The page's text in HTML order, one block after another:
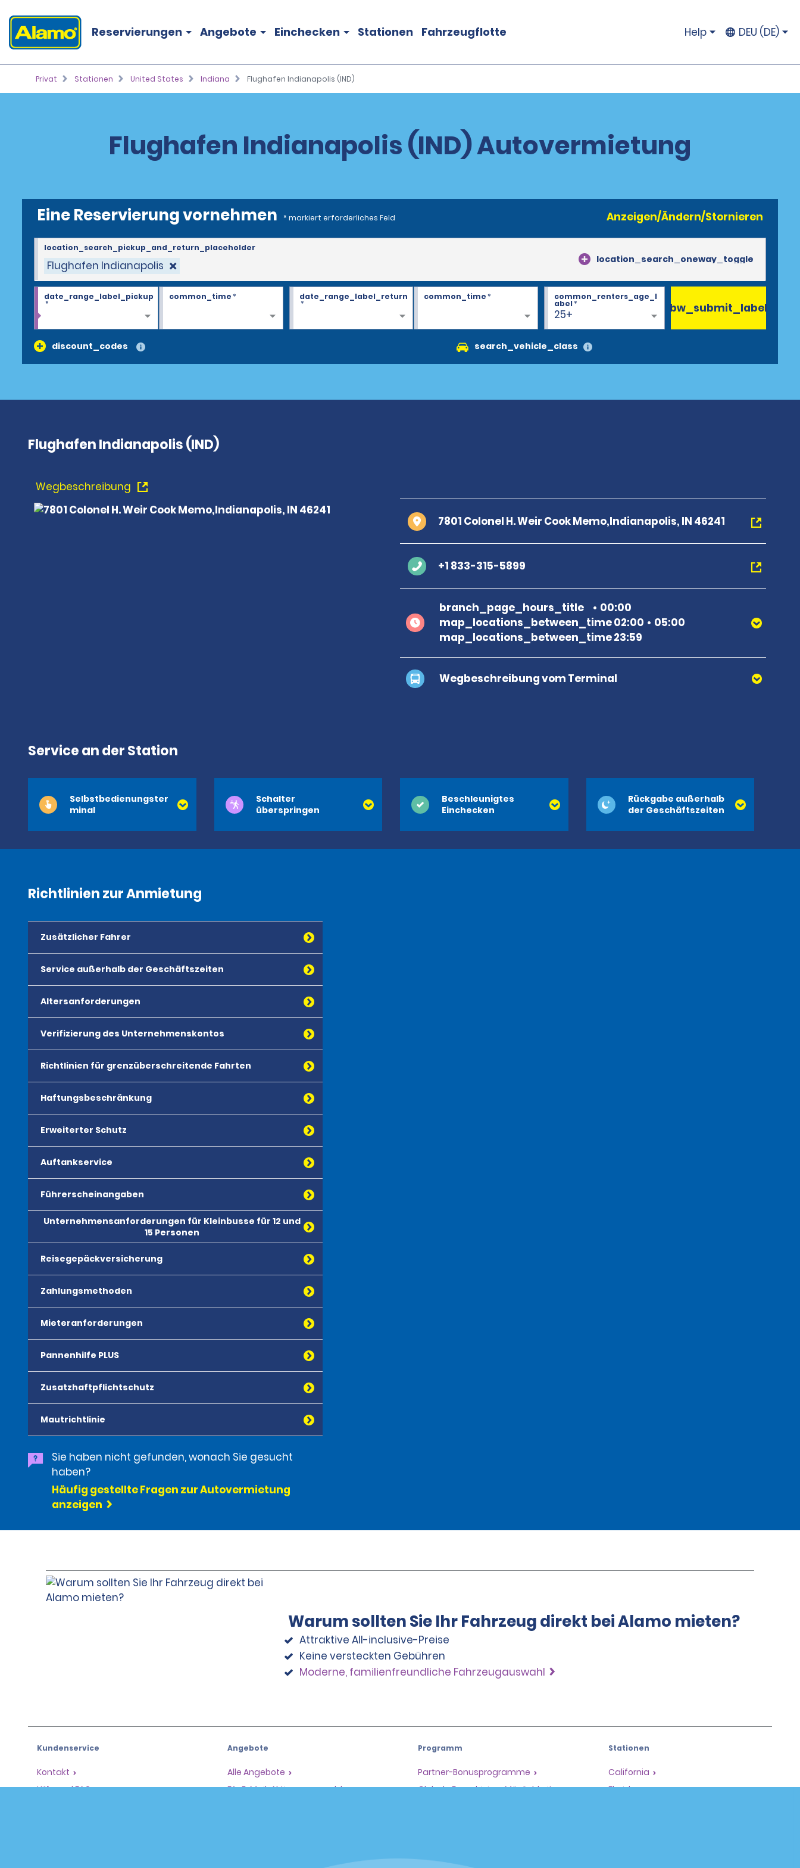
Reservierungen Angebote Einchecken Stationen Fahrzeugflotte Help DEU (DE)
Privat Stationen United States Indiana Flughafen Indianapolis (IND)
Flughafen Indianapolis (IND) Autovermietung
Eine Reservierung vornehmen * markiert erforderliches Feld Anzeigen/Ändern/Stornieren
Flughafen Indianapolis location_search_oneway_toggle
location_search_pickup_and_return_placeholder
date_range_label_pickup
*
common_time* date_range_label_return
*
common_time*
25+
common_renters_age_l
abel*
discount_codes search_vehicle_class
bw_submit_label
Flughafen Indianapolis (IND)
Wegbeschreibung
7801 Colonel H. Weir Cook Memo,Indianapolis, IN 46241
+1 833-315-5899
branch_page_hours_title
00:00
map_locations_between_time 02:00
05:00
map_locations_between_time 23:59
Wegbeschreibung vom Terminal
Service an der Station
Selbstbedienungster
minal
Schalter
überspringen
Beschleunigtes
Einchecken
Rückgabe außerhalb
der Geschäftszeiten
Richtlinien zur Anmietung
Zusätzlicher Fahrer
Service außerhalb der Geschäftszeiten
Altersanforderungen
Verifizierung des Unternehmenskontos
Richtlinien für grenzüberschreitende Fahrten
Haftungsbeschränkung
Erweiterter Schutz
Auftankservice
Führerscheinangaben
Unternehmensanforderungen für Kleinbusse für 12 und
15 Personen
Reisegepäckversicherung
Zahlungsmethoden
Mieteranforderungen
Pannenhilfe PLUS
Zusatzhaftpflichtschutz
Mautrichtlinie
Sie haben nicht gefunden, wonach Sie gesucht
haben?
Häufig gestellte Fragen zur Autovermietung
anzeigen
Warum sollten Sie Ihr Fahrzeug direkt bei Alamo mieten?
Attraktive All-inclusive-Preise
Keine versteckten Gebühren
Moderne, familienfreundliche Fahrzeugauswahl
Kundenservice
Kontakt
Hilfe und FAQ
Angebote
Alle Angebote
Für E-Mail-Aktionen anmelden
Programm
Partner-Bonusprogramme
Globale Franchising-Möglichkeiten
Karriere
Stationen
California
Florida